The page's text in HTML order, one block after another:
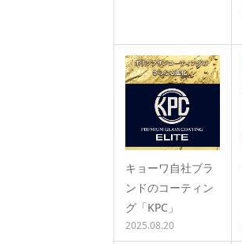
キョーワ自社ブラ
ンドのコーティン
グ「KPC」
2025.08.20